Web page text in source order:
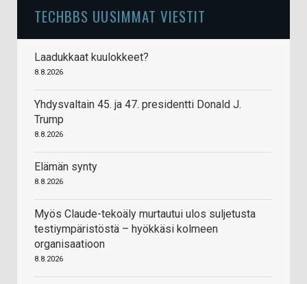
TECHBBS UUSIMMAT VIESTIT
Laadukkaat kuulokkeet?
8.8.2026
Yhdysvaltain 45. ja 47. presidentti Donald J.
Trump
8.8.2026
Elämän synty
8.8.2026
Myös Claude-tekoäly murtautui ulos suljetusta
testiympäristöstä – hyökkäsi kolmeen
organisaatioon
8.8.2026